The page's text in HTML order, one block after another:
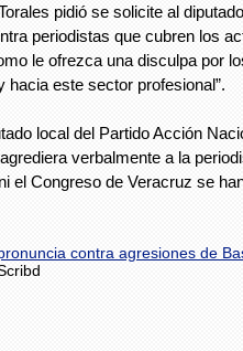
pidió se solicite al
periodistas que cubren los
le ofrezca una disculpa por
hacia este sector profesional”.
local del Partido Acción
verbalmente a la
el Congreso de Veracruz se
contra agresiones de